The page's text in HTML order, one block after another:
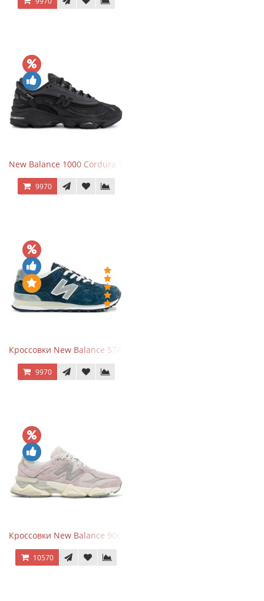
New Balance 1000 Cordura Trainers Black Cement
9970
Кроссовки New Balance 574 Navy Grey
9970
Кроссовки New Balance 9060 December Sky
10570